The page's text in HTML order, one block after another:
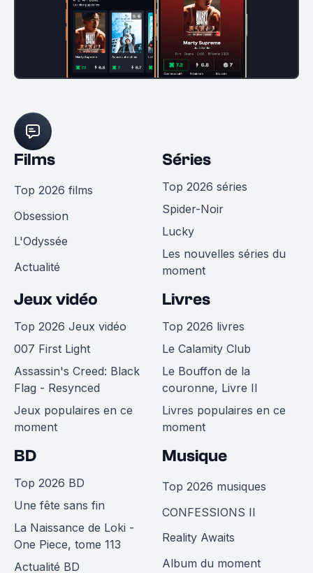
Films
Top 2026 films
Obsession
L'Odyssée
Actualité
Séries
Top 2026 séries
Spider-Noir
Lucky
Les nouvelles séries du
moment
Jeux vidéo
Top 2026 Jeux vidéo
007 First Light
Assassin's Creed: Black
Flag - Resynced
Jeux populaires en ce
moment
Livres
Top 2026 livres
Le Calamity Club
Le Bouffon de la
couronne, Livre II
Livres populaires en ce
moment
BD
Top 2026 BD
Une fête sans fin
La Naissance de Loki -
One Piece, tome 113
Actualité BD
Musique
Top 2026 musiques
CONFESSIONS II
Reality Awaits
Album du moment